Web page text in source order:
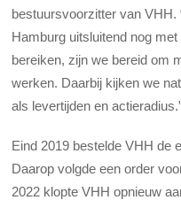
bestuursvoorzitter van VHH.
Hamburg uitsluitend nog
bereiken, zijn we bereid om
werken. Daarbij kijken we
als levertijden en
Eind 2019 bestelde VHH de
Daarop volgde een order
2022 klopte VHH opnieuw